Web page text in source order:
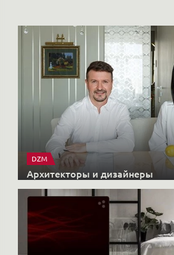
DZM
Архитекторы и дизайнеры